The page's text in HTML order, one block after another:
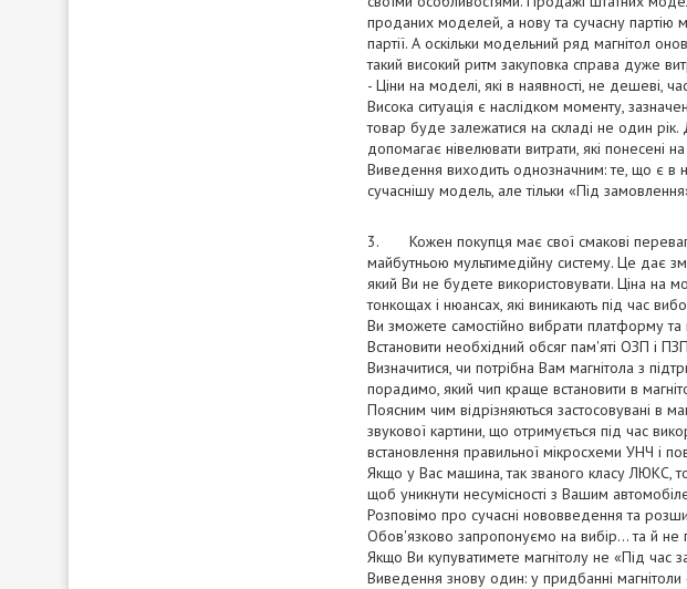
проданих моделей, а нову та сучасну партію
партії. А оскільки модельний ряд магнітол
такий високий ритм закуповка справа дуже
- Ціни на моделі, які в наявності, не дешеві,
Висока ситуація є наслідком моменту,
товар буде залежатися на складі не один
допомагає нівелювати витрати, які понесені
Виведення виходить однозначним: те, що є в
сучаснішу модель, але тільки «Під
3. Кожен покупця має свої смакові переваги,
майбутньою мультимедійну систему. Це дає
який Ви не будете використовувати. Ціна на
тонкощах і нюансах, які виникають під час
Ви зможете самостійно вибрати платформу
Встановити необхідний обсяг пам'яті ОЗП і
Визначитися, чи потрібна Вам магнітола з
порадимо, який чип краще встановити в
Поясним чим відрізняються застосовувані в
звукової картини, що отримується під час
встановлення правильної мікросхеми УНЧ і
Якщо у Вас машина, так званого класу ЛЮКС,
щоб уникнути несумісності з Вашим
Розповімо про сучасні нововведення та
Обов'язково запропонуємо на вибір... та й не
Якщо Ви купуватимете магнітолу не «Під час
Виведення знову один: у придбанні